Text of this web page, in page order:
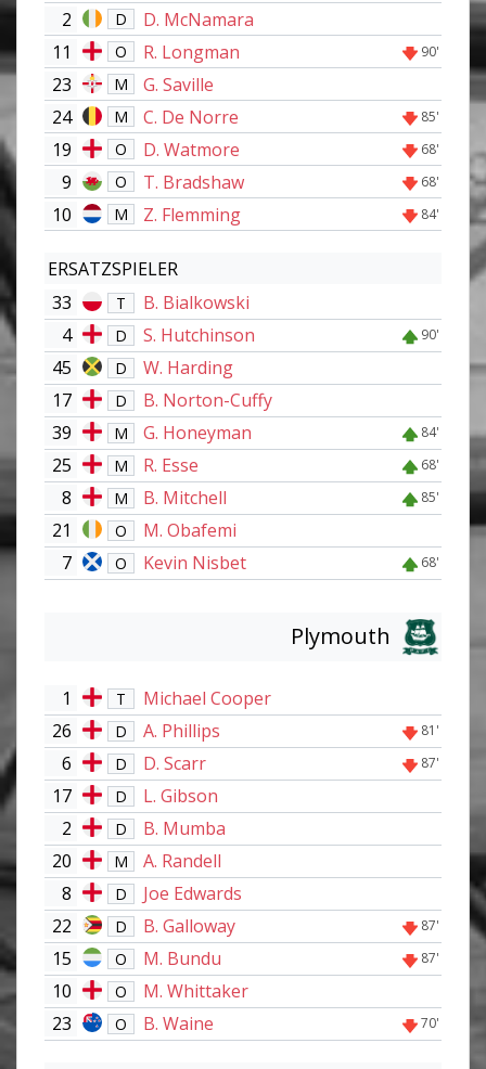
2 D
D. McNamara
11
O R. Longman 90'
23 M
G. Saville
24
M C. De Norre 85'
19 O D. Watmore 68'
9 O T. Bradshaw 68'
10 M Z. Flemming 84'
ERSATZSPIELER
33
T
B. Bialkowski
4
D S. Hutchinson 90'
45 D
W. Harding
17
D
B. Norton-Cuffy
39
M G. Honeyman 84'
25 M R. Esse 68'
8 M B. Mitchell 85'
21 O
M. Obafemi
7
O Kevin Nisbet 68'
Plymouth
1 T
Michael Cooper
26
D A. Phillips 81'
6 D D. Scarr 87'
17 D
L. Gibson
2
D
B. Mumba
20
M
A. Randell
8
D
Joe Edwards
22
D B. Galloway 87'
15 O M. Bundu 87'
10 O
M. Whittaker
23
O B. Waine 70'